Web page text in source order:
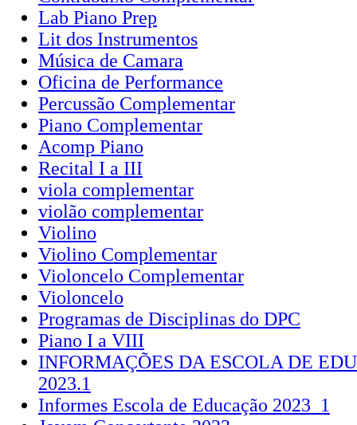
Lab Piano Prep
Lit dos Instrumentos
Música de Camara
Oficina de Performance
Percussão Complementar
Piano Complementar
Acomp Piano
Recital I a III
viola complementar
violão complementar
Violino
Violino Complementar
Violoncelo Complementar
Violoncelo
Programas de Disciplinas do DPC
Piano I a VIII
INFORMAÇÕES DA ESCOLA DE
2023.1
Informes Escola de Educação 2023_1